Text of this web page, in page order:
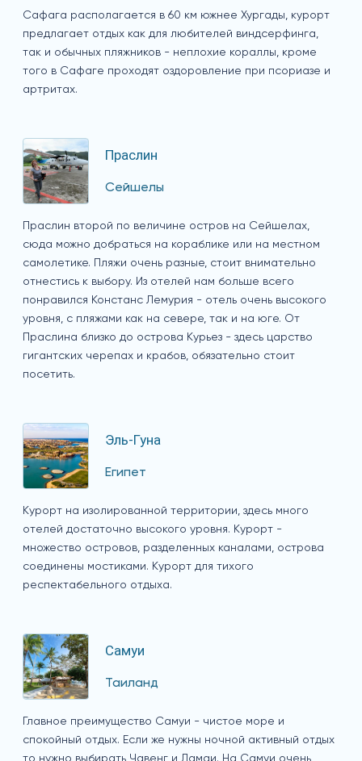
Сафага располагается в 60 км южнее Хургады, курорт
предлагает отдых как для любителей виндсерфинга,
так и обычных пляжников - неплохие кораллы, кроме
того в Сафаге проходят оздоровление при псориазе и
артритах.
Праслин
Сейшелы
Праслин второй по величине остров на Сейшелах,
сюда можно добраться на кораблике или на местном
самолетике. Пляжи очень разные, стоит внимательно
отнестись к выбору. Из отелей нам больше всего
понравился Констанс Лемурия - отель очень высокого
уровня, с пляжами как на севере, так и на юге. От
Праслина близко до острова Курьез - здесь царство
гигантских черепах и крабов, обязательно стоит
посетить.
Эль-Гуна
Египет
Курорт на изолированной территории, здесь много
отелей достаточно высокого уровня. Курорт -
множество островов, разделенных каналами, острова
соединены мостиками. Курорт для тихого
респектабельного отдыха.
Самуи
Таиланд
Главное преимущество Самуи - чистое море и
спокойный отдых. Если же нужны ночной активный отдых
то нужно выбирать Чавенг и Ламаи. На Самуи очень